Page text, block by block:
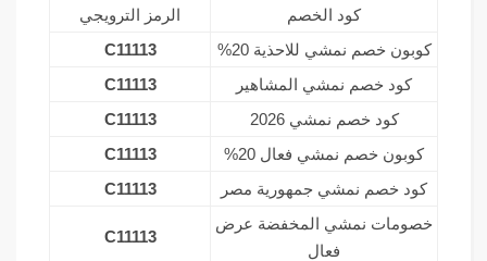
كود الخصم
الرمز الترويجي
كوبون خصم نمشي للاحذية 20%
C11113
كود خصم نمشي المشاهير
C11113
كود خصم نمشي 2026
C11113
كوبون خصم نمشي فعال 20%
C11113
كود خصم نمشي جمهورية مصر
C11113
خصومات نمشي المخفضة عرض
فعال
C11113